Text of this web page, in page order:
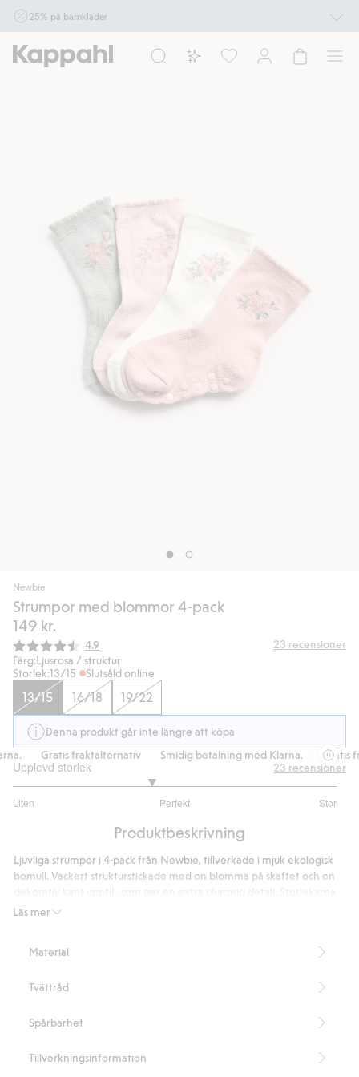
25% på barnkläder
10.00. Ej Newbie. Gäller för dig som är eller blir medlem. Kan ej kombineras med
andra rabatter eller erbjudanden.
Newbie
Strumpor med blommor 4-pack
149 kr.
Snittbetyg:
4.9 23 recensioner
Färg:Ljusrosa / struktur
Storlek:13/15 Slutsåld online
13/15 16/18 19/22
Denna produkt går inte längre att köpa
Gratis fraktalternativ Smidig betalning med Klarna. Gratis
Upplevd storlek
Liten Perfekt Stor
utav
20
betyg
23 recensioner
Produktbeskrivning
Läs mer
Ljuvliga strumpor i 4-pack från Newbie, tillverkade i mjuk ekologisk
bomull. Vackert strukturstickade med en blomma på skaftet och en
16/18 och 19/22 har antislip.
Made with organic cotton - GOTS
Material
Tvättråd
Spårbarhet
Tillverkningsinformation